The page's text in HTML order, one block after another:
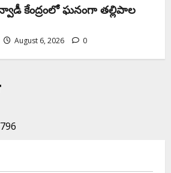
కేంద్రంలో ఘనంగా తల్లిపాల
August 6, 2026 0